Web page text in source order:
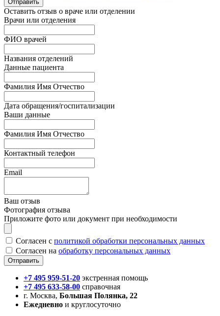
Оставить отзыв о враче или отделении
Врачи или отделения
ФИО врачей
Названия отделений
Данные пациента
Фамилия Имя Отчество
Дата обращения/госпитализации
Ваши данные
Фамилия Имя Отчество
Контактный телефон
Email
Ваш отзыв
Фотография отзыва
Приложите фото или документ при необходимости
Согласен с политикой обработки персональных данных
Согласен на обработку персональных данных
+7 495 959-51-20 экстренная помощь
+7 495 633-58-00 справочная
г. Москва, Большая Полянка, 22
Ежедневно и круглосуточно